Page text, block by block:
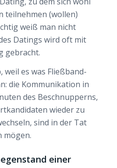
teilnehmen (wollen)
weiß man nicht
Datings wird oft mit
gebracht.
weil es was Fließband-
die Kommunikation in
des Beschnupperns,
wieder zu
sind in der Tat
mögen.
einer